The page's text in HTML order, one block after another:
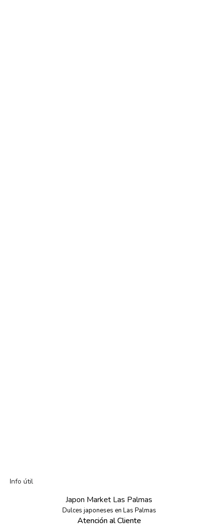
Info útil
Japon Market Las Palmas
Dulces japoneses en Las Palmas
Atención al Cliente